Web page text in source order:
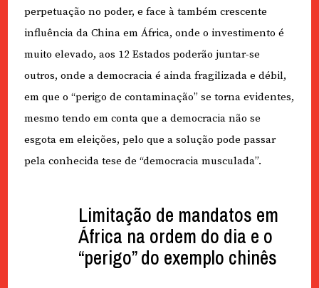
perpetuação no poder, e face à também crescente
influência da China em África, onde o investimento é
muito elevado, aos 12 Estados poderão juntar-se
outros, onde a democracia é ainda fragilizada e débil,
em que o “perigo de contaminação” se torna evidentes,
mesmo tendo em conta que a democracia não se
esgota em eleições, pelo que a solução pode passar
pela conhecida tese de “democracia musculada”.
Limitação de mandatos em
África na ordem do dia e o
“perigo” do exemplo chinês